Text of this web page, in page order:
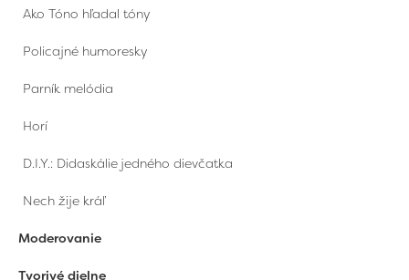
Ako Tóno hľadal tóny
Policajné humoresky
Parník melódia
Horí
D.I.Y.: Didaskálie jedného dievčatka
Nech žije kráľ
Moderovanie
Tvorivé dielne